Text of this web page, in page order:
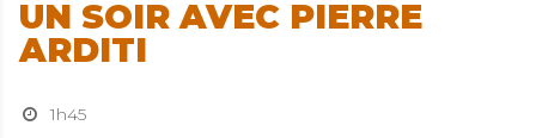
UN SOIR AVEC PIERRE
ARDITI
1h45